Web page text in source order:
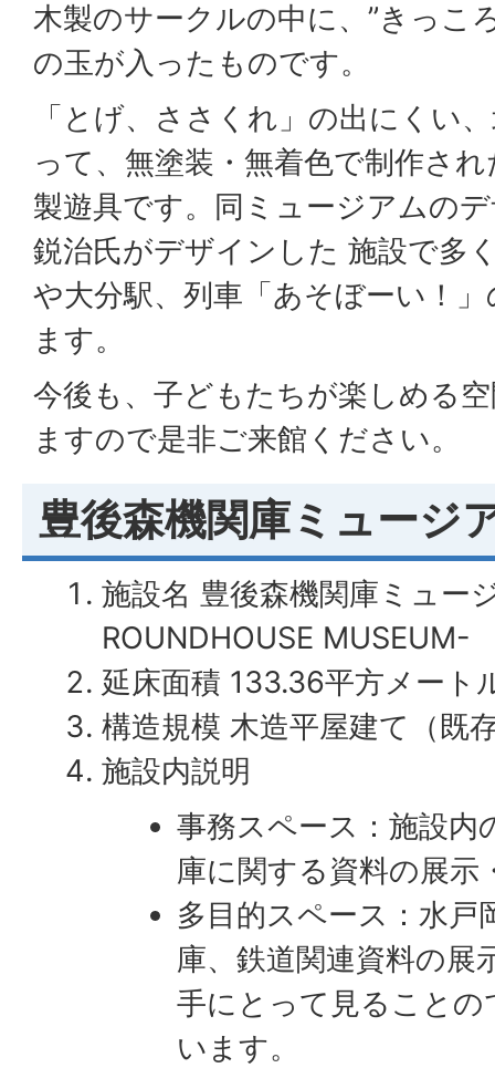
木製のサークルの中に、”きっこ
の玉が入ったものです。
「とげ、ささくれ」の出にくい
って、無塗装・無着色で制作さ
製遊具です。同ミュージアムの
鋭治氏がデザインした 施設で多
や大分駅、列車「あそぼーい！
ます。
今後も、子どもたちが楽しめる
ますので是非ご来館ください。
豊後森機関庫ミュージ
施設名 豊後森機関庫ミュー
ROUNDHOUSE MUSEUM-
延床面積 133.36平方メート
構造規模 木造平屋建て（既
施設内説明
事務スペース：施設内
庫に関する資料の展示
多目的スペース：水戸
庫、鉄道関連資料の展
手にとって見ること
います。